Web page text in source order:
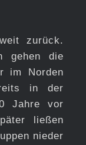
zurück.
gehen die
im Norden
in der
Jahre vor
ließen
nieder